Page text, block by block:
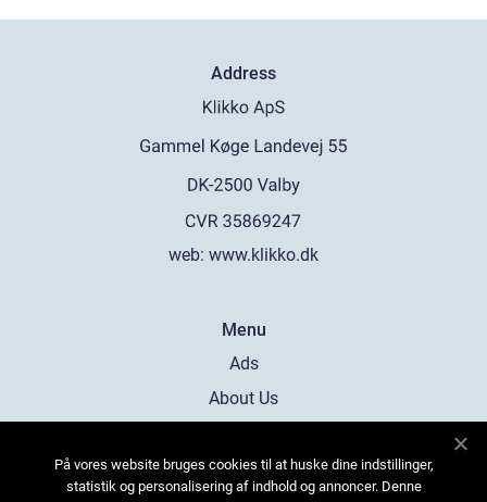
Address
web: www.klikko.dk
Menu
Ads
About Us
Contact
På vores website bruges cookies til at huske dine indstillinger,
statistik og personalisering af indhold og annoncer. Denne